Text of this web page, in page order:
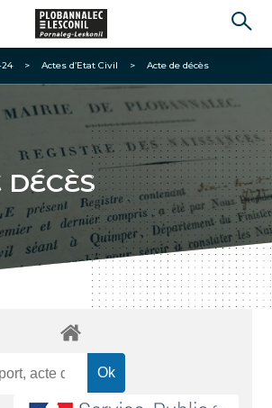
> Actes d’Etat Civil > Acte de décès